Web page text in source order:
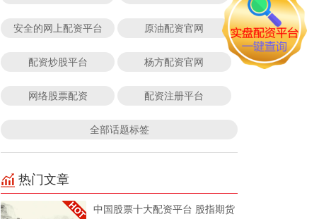
安全的网上配资平台 原油配资官网
配资炒股平台 杨方配资官网
网络股票配资 配资注册平台
全部话题标签
热门文章
中国股票十大配资平台 股指期货